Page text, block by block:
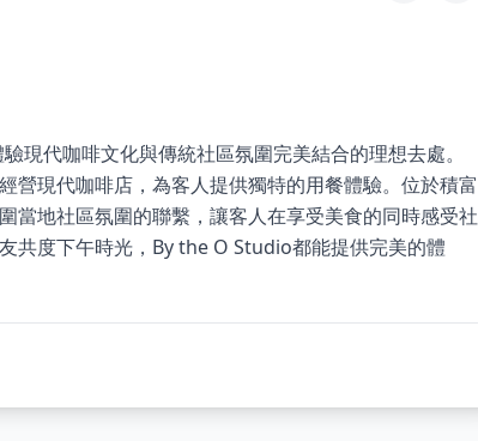
代咖啡文化與傳統社區氛圍完美結合的理想去處。
營現代咖啡店，為客人提供獨特的用餐體驗。位於積富
當地社區氛圍的聯繫，讓客人在享受美食的同時感受社
共度下午時光，By the O Studio都能提供完美的體